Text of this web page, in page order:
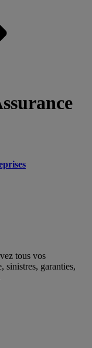
tous vos
sinistres, garanties,